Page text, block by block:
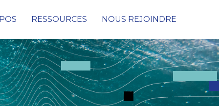
Cybersécurité
Conseil & Audit de cybersécurité
Protection des données, des infrastructures et
des réseaux
Détection & Remédiation face aux
Cyberattaques
SOC (Security Operations Center)
PRA & PCA
RESSOURCES NOUS REJOINDRE